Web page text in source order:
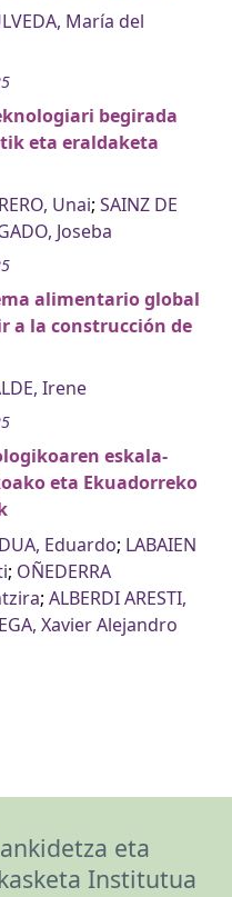
María del
begirada
eta eraldaketa
Unai; SAINZ DE
Joseba
alimentario global
a la construcción de
Irene
eskala-
eta Ekuadorreko
Eduardo; LABAIEN
; OÑEDERRA
; ALBERDI ARESTI,
Xavier Alejandro
eta
Institutua